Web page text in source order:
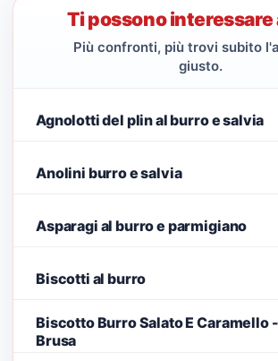
Ti possono interessare
Più confronti, più trovi subito
giusto.
Agnolotti del plin al burro e salvia
Anolini burro e salvia
Asparagi al burro e parmigiano
Biscotti al burro
Biscotto Burro Salato E Caramello -
Brusa